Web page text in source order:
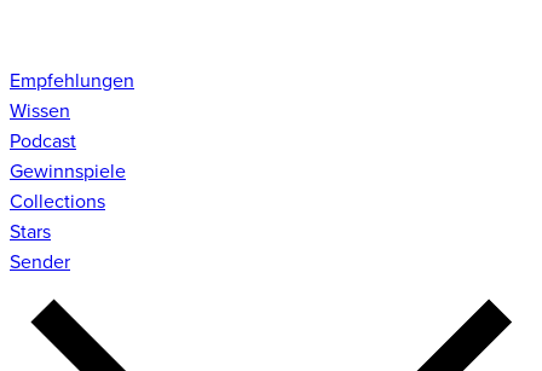
Empfehlungen
Wissen
Podcast
Gewinnspiele
Collections
Stars
Sender